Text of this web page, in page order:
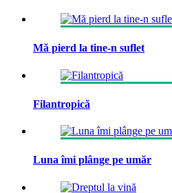
Mă pierd la tine-n suflet
Filantropică
Luna îmi plânge pe umăr